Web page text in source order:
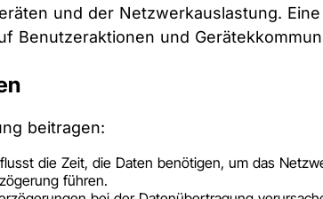
und der Netzwerkauslastung.
Benutzeraktionen und
beitragen:
die Zeit, die Daten benötigen, um das
führen.